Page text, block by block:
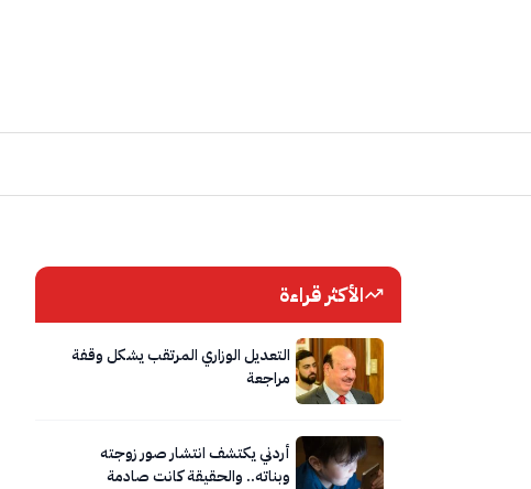
الأكثر قراءة
التعديل الوزاري المرتقب يشكل وقفة
مراجعة
أردني يكتشف انتشار صور زوجته
وبناته.. والحقيقة كانت صادمة